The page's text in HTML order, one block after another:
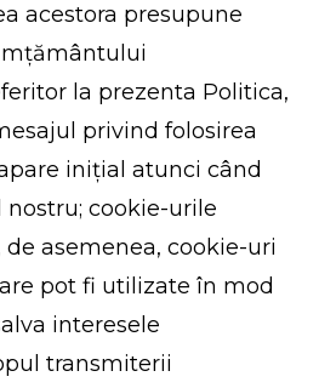
acestora presupune
la prezenta Politica,
privind folosirea
inițial atunci când
cookie-urile
asemenea, cookie-uri
pot fi utilizate în mod
interesele
transmiterii